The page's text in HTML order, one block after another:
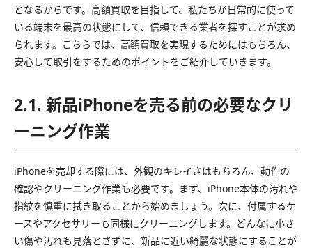
となるからです。高額買取を目指して、私たちが日常的に使って
いる端末を最高の状態にして、信頼できる業者を探すことが求め
られます。こちらでは、高額買取を実現するためにはもちろん、
安心して取引をするためのポイントをご紹介していきます。
2.1. 新品iPhoneを売る前の必要なクリ
ーニング作業
iPhoneを売却する際には、外観のキレイさはもちろん、動作の
確認やクリーニング作業も必要です。まず、iPhone本体の汚れや
指紋を慎重に拭き取ることから始めましょう。次に、付属するケ
ースやアクセサリーも同様にクリーニングします。どんなに小さ
い傷や汚れも見落とさずに、新品に近い綺麗な状態にすることが